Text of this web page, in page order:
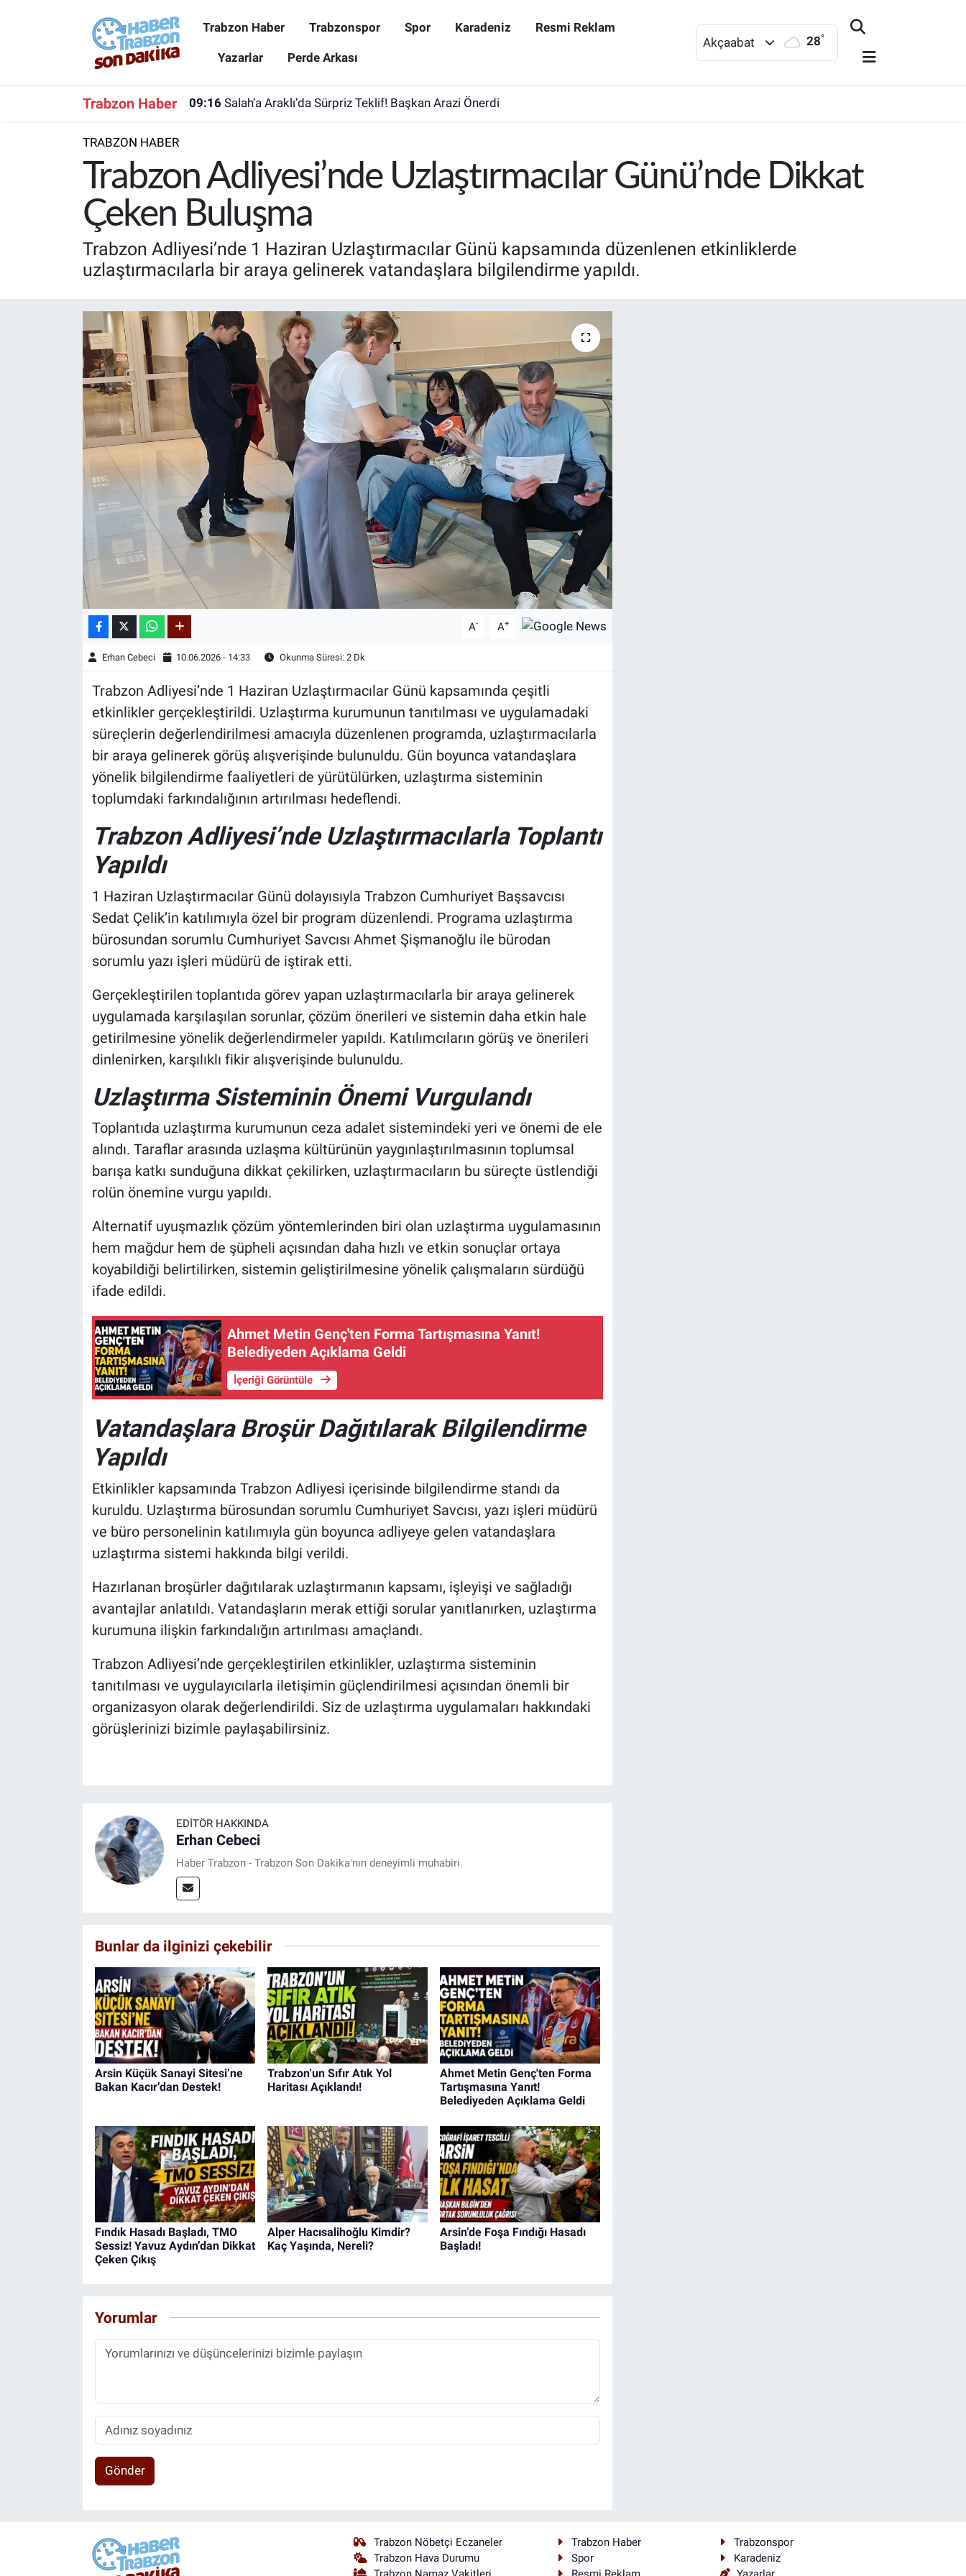
Trabzon Haber Trabzonspor Spor Karadeniz Resmi Reklam
Yazarlar Perde Arkası
Akçaabat 28°
Trabzon Haber 09:16 Salah’a Araklı’da Sürpriz Teklif! Başkan Arazi Önerdi
TRABZON HABER
Trabzon Adliyesi’nde Uzlaştırmacılar Günü’nde Dikkat
Çeken Buluşma
Trabzon Adliyesi’nde 1 Haziran Uzlaştırmacılar Günü kapsamında düzenlenen etkinliklerde
uzlaştırmacılarla bir araya gelinerek vatandaşlara bilgilendirme yapıldı.
A- A+
Erhan Cebeci 10.06.2026 - 14:33 Okunma Süresi: 2 Dk
Trabzon Adliyesi’nde 1 Haziran Uzlaştırmacılar Günü kapsamında çeşitli
etkinlikler gerçekleştirildi. Uzlaştırma kurumunun tanıtılması ve uygulamadaki
süreçlerin değerlendirilmesi amacıyla düzenlenen programda, uzlaştırmacılarla
bir araya gelinerek görüş alışverişinde bulunuldu. Gün boyunca vatandaşlara
yönelik bilgilendirme faaliyetleri de yürütülürken, uzlaştırma sisteminin
toplumdaki farkındalığının artırılması hedeflendi.
Trabzon Adliyesi’nde Uzlaştırmacılarla Toplantı
Yapıldı
1 Haziran Uzlaştırmacılar Günü dolayısıyla Trabzon Cumhuriyet Başsavcısı
Sedat Çelik’in katılımıyla özel bir program düzenlendi. Programa uzlaştırma
bürosundan sorumlu Cumhuriyet Savcısı Ahmet Şişmanoğlu ile bürodan
sorumlu yazı işleri müdürü de iştirak etti.
Gerçekleştirilen toplantıda görev yapan uzlaştırmacılarla bir araya gelinerek
uygulamada karşılaşılan sorunlar, çözüm önerileri ve sistemin daha etkin hale
getirilmesine yönelik değerlendirmeler yapıldı. Katılımcıların görüş ve önerileri
dinlenirken, karşılıklı fikir alışverişinde bulunuldu.
Uzlaştırma Sisteminin Önemi Vurgulandı
Toplantıda uzlaştırma kurumunun ceza adalet sistemindeki yeri ve önemi de ele
alındı. Taraflar arasında uzlaşma kültürünün yaygınlaştırılmasının toplumsal
barışa katkı sunduğuna dikkat çekilirken, uzlaştırmacıların bu süreçte üstlendiği
rolün önemine vurgu yapıldı.
Alternatif uyuşmazlık çözüm yöntemlerinden biri olan uzlaştırma uygulamasının
hem mağdur hem de şüpheli açısından daha hızlı ve etkin sonuçlar ortaya
koyabildiği belirtilirken, sistemin geliştirilmesine yönelik çalışmaların sürdüğü
ifade edildi.
Ahmet Metin Genç'ten Forma Tartışmasına Yanıt!
Belediyeden Açıklama Geldi
İçeriği Görüntüle
Vatandaşlara Broşür Dağıtılarak Bilgilendirme
Yapıldı
Etkinlikler kapsamında Trabzon Adliyesi içerisinde bilgilendirme standı da
kuruldu. Uzlaştırma bürosundan sorumlu Cumhuriyet Savcısı, yazı işleri müdürü
ve büro personelinin katılımıyla gün boyunca adliyeye gelen vatandaşlara
uzlaştırma sistemi hakkında bilgi verildi.
Hazırlanan broşürler dağıtılarak uzlaştırmanın kapsamı, işleyişi ve sağladığı
avantajlar anlatıldı. Vatandaşların merak ettiği sorular yanıtlanırken, uzlaştırma
kurumuna ilişkin farkındalığın artırılması amaçlandı.
Trabzon Adliyesi’nde gerçekleştirilen etkinlikler, uzlaştırma sisteminin
tanıtılması ve uygulayıcılarla iletişimin güçlendirilmesi açısından önemli bir
organizasyon olarak değerlendirildi. Siz de uzlaştırma uygulamaları hakkındaki
görüşlerinizi bizimle paylaşabilirsiniz.
EDITÖR HAKKINDA
Erhan Cebeci
Haber Trabzon - Trabzon Son Dakika'nın deneyimli muhabiri.
Bunlar da ilginizi çekebilir
Arsin Küçük Sanayi Sitesi’ne
Bakan Kacır’dan Destek!
Trabzon’un Sıfır Atık Yol
Haritası Açıklandı!
Ahmet Metin Genç'ten Forma
Tartışmasına Yanıt!
Belediyeden Açıklama Geldi
Fındık Hasadı Başladı, TMO
Sessiz! Yavuz Aydın’dan Dikkat
Çeken Çıkış
Alper Hacısalihoğlu Kimdir?
Kaç Yaşında, Nereli?
Arsin’de Foşa Fındığı Hasadı
Başladı!
Yorumlar
Gönder
Trabzon Nöbetçi Eczaneler
Trabzon Hava Durumu
Trabzon Haber
Trabzonspor
Spor
Karadeniz
Trabzon Haber
Karadeniz
Resmi Reklam
Perde Arkası
Trabzon Nöbetçi Eczaneler
Trabzon Trafik Yoğunluk Haritası
Süper Lig Puan Durumu ve Fikstür
Tüm Manşetler
Son Dakika Haberleri
Haber Arşivi